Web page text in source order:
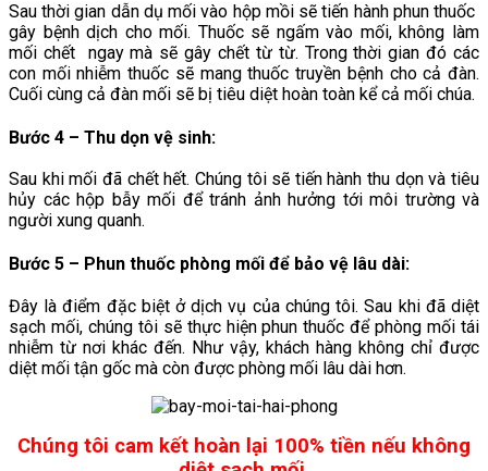
Sau thời gian dẫn dụ mối vào hộp mồi sẽ tiến hành phun thuốc
gây bệnh dịch cho mối. Thuốc sẽ ngấm vào mối, không làm
mối chết ngay mà sẽ gây chết từ từ. Trong thời gian đó các
con mối nhiễm thuốc sẽ mang thuốc truyền bệnh cho cả đàn.
Cuối cùng cả đàn mối sẽ bị tiêu diệt hoàn toàn kể cả mối chúa.
Bước 4 – Thu dọn vệ sinh:
Sau khi mối đã chết hết. Chúng tôi sẽ tiến hành thu dọn và tiêu
hủy các hộp bẫy mối để tránh ảnh hưởng tới môi trường và
người xung quanh.
Bước 5 – Phun thuốc phòng mối để bảo vệ lâu dài:
Đây là điểm đặc biệt ở dịch vụ của chúng tôi. Sau khi đã diệt
sạch mối, chúng tôi sẽ thực hiện phun thuốc để phòng mối tái
nhiễm từ nơi khác đến. Như vậy, khách hàng không chỉ được
diệt mối tận gốc mà còn được phòng mối lâu dài hơn.
Chúng tôi cam kết hoàn lại 100% tiền nếu không